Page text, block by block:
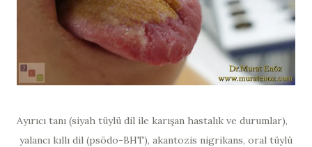
Ayırıcı tanı (siyah tüylü dil ile karışan hastalık ve durumlar),
yalancı kıllı dil (psödo-BHT), akantozis nigrikans, oral tüylü